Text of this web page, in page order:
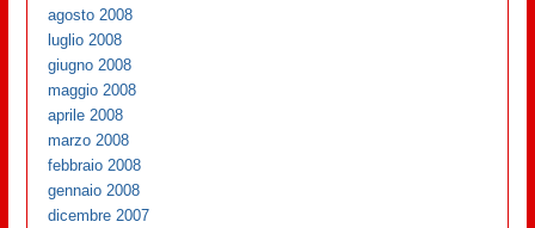
agosto 2008
luglio 2008
giugno 2008
maggio 2008
aprile 2008
marzo 2008
febbraio 2008
gennaio 2008
dicembre 2007